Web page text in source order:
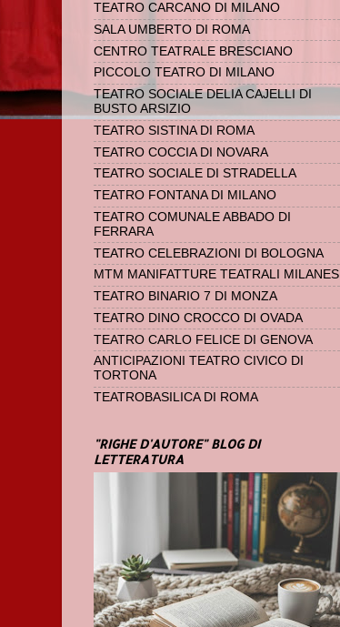
TEATRO CARCANO DI MILANO
SALA UMBERTO DI ROMA
CENTRO TEATRALE BRESCIANO
PICCOLO TEATRO DI MILANO
TEATRO SOCIALE DELIA CAJELLI DI
BUSTO ARSIZIO
TEATRO SISTINA DI ROMA
TEATRO COCCIA DI NOVARA
TEATRO SOCIALE DI STRADELLA
TEATRO FONTANA DI MILANO
TEATRO COMUNALE ABBADO DI
FERRARA
TEATRO CELEBRAZIONI DI BOLOGNA
MTM MANIFATTURE TEATRALI MILANESI
TEATRO BINARIO 7 DI MONZA
TEATRO DINO CROCCO DI OVADA
TEATRO CARLO FELICE DI GENOVA
ANTICIPAZIONI TEATRO CIVICO DI
TORTONA
TEATROBASILICA DI ROMA
"RIGHE D'AUTORE" BLOG DI
LETTERATURA